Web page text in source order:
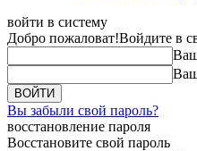
войти в систему
Добро пожаловат!Войдите в
Вы забыли свой пароль?
восстановление пароля
Восстановите свой пароль